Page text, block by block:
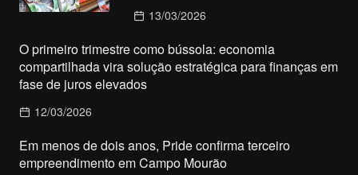
13/03/2026
O primeiro trimestre como bússola: economia
compartilhada vira solução estratégica para finanças em
fase de juros elevados
12/03/2026
Em menos de dois anos, Pride confirma terceiro
empreendimento em Campo Mourão